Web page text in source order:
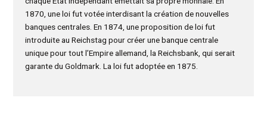
1870, une loi fut votée interdisant la création de nouvelles
banques centrales. En 1874, une proposition de loi fut
introduite au Reichstag pour créer une banque centrale
unique pour tout l’Empire allemand, la Reichsbank, qui serait
garante du Goldmark. La loi fut adoptée en 1875.